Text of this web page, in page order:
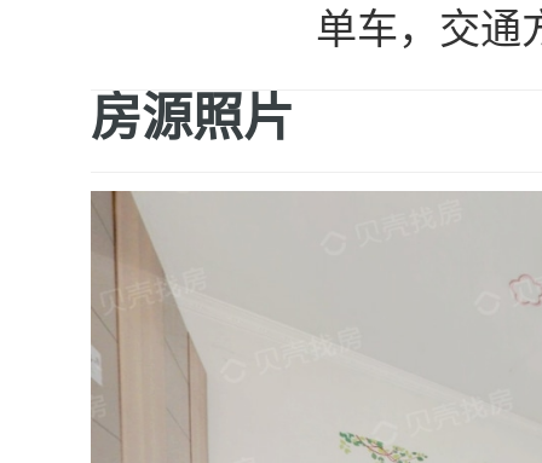
单车，交通
房源照片